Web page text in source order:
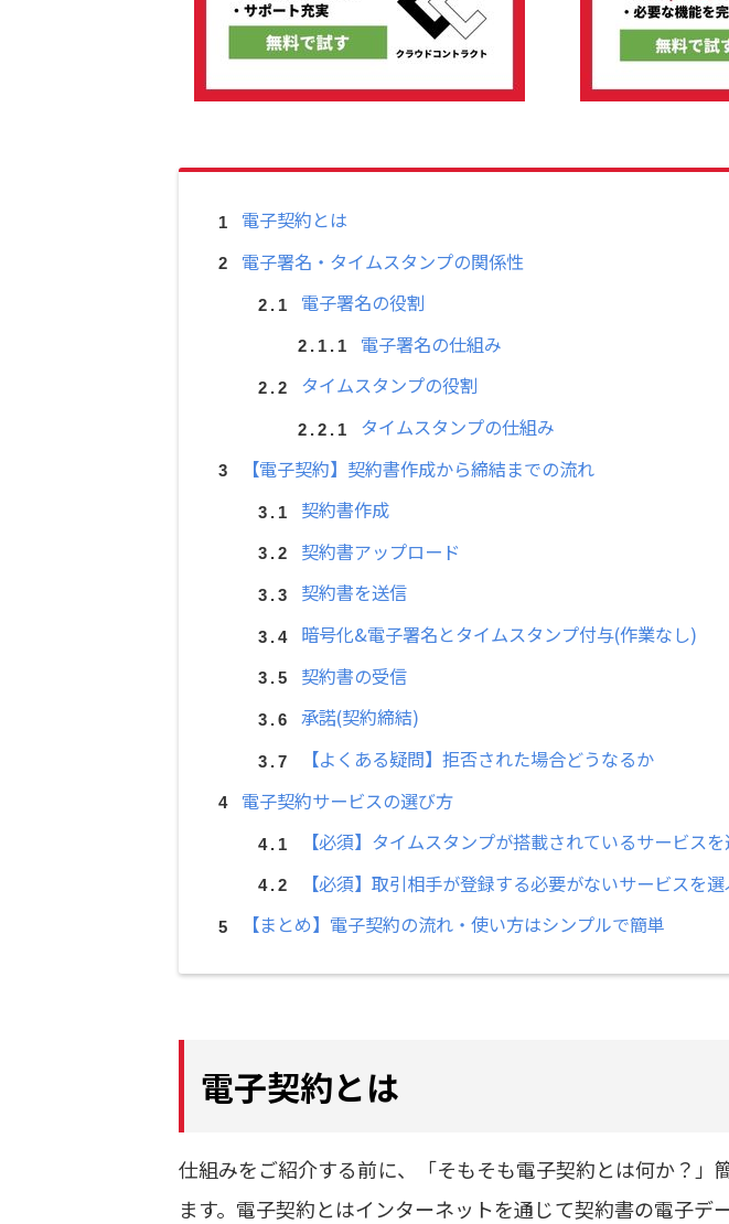
電子契約とは
電子署名・タイムスタンプの関係性
電子署名の役割
電子署名の仕組み
タイムスタンプの役割
タイムスタンプの仕組み
【電子契約】契約書作成から締結までの流れ
契約書作成
契約書アップロード
契約書を送信
暗号化&電子署名とタイムスタンプ付与(作業なし)
契約書の受信
承諾(契約締結)
【よくある疑問】拒否された場合どうなるか
電子契約サービスの選び方
【必須】タイムスタンプが搭載されているサービス
【必須】取引相手が登録する必要がないサービスを
【まとめ】電子契約の流れ・使い方はシンプルで簡単
電子契約とは
仕組みをご紹介する前に、「そもそも電子契約とは何か？」
ます。電子契約とはインターネットを通じて契約書の電子デ